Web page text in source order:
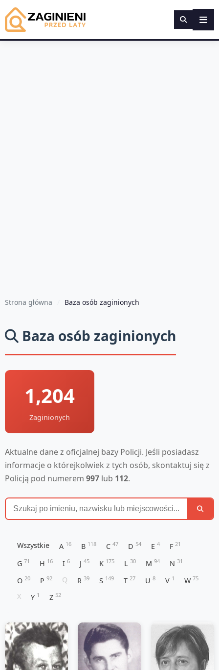
Strona główna Baza osób zaginionych
Baza osób zaginionych
1,204
Zaginionych
Aktualne dane z oficjalnej bazy Policji. Jeśli posiadasz
informacje o którejkolwiek z tych osób, skontaktuj się z
Policją pod numerem 997 lub 112.
Wszystkie A 16 B 118 C 47 D 54 E 4 F 21
G 71 H 16 I 6 J 45 K 175 L 30 M 94 N 31
O 20 P 92 Q R 39 S 149 T 27 U 8 V 1 W 75
X Y 1 Z 52